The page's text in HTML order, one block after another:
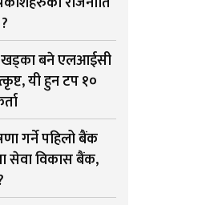
खड्का बने एलआईसी
यी हुन टप १०
गर्ने पहिलो बैंक
सेवा विकास बैंक,